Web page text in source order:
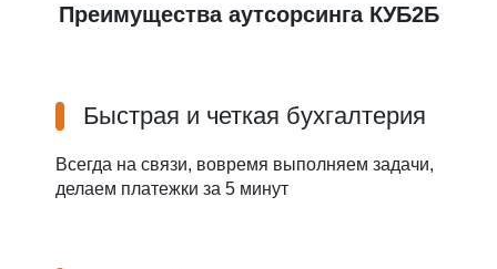
Преимущества аутсорсинга КУБ2Б
Быстрая и четкая бухгалтерия
Всегда на связи, вовремя выполняем задачи,
делаем платежки за 5 минут